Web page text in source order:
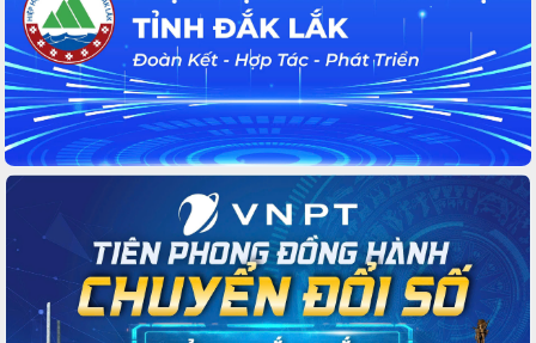
Phát động chiến dịch 30 ngày đêm
giải phóng mặt bằng Tuyến đường bộ
ven biển
Đắk Lắk nỗ lực thúc đẩy tăng trưởng
kinh tế từ 10% trở lên trong Quý
II/2026
Đắk Lắk ký kết thỏa thuận hợp tác về
chuyển đổi số giai đoạn 2026 – 2030
với Tập đoàn Bưu chính Viễn thông
Việt Nam
Thứ trưởng Bộ Y tế làm việc với tỉnh
Đắk Lắk về phát triển nhân lực y tế
cho trạm y tế cấp xã